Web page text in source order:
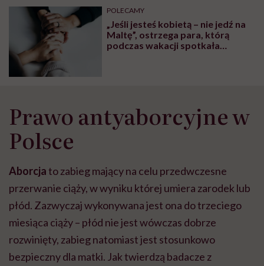
może chyba tylko
głupota i brak
wyobraźni"
pracy
POLECAMY
„Jeśli jesteś kobietą – nie jedź na
Maltę”, ostrzega para, którą
podczas wakacji spotkała
Prawo antyaborcyjne w
Polsce
Aborcjato zabieg mający na celu przedwczesne
przerwanie ciąży, w wyniku której umiera zarodek lub
płód. Zazwyczaj wykonywana jest ona do trzeciego
miesiąca ciąży – płód nie jest wówczas dobrze
rozwinięty, zabieg natomiast jest stosunkowo
bezpieczny dla matki. Jak twierdzą badacze z